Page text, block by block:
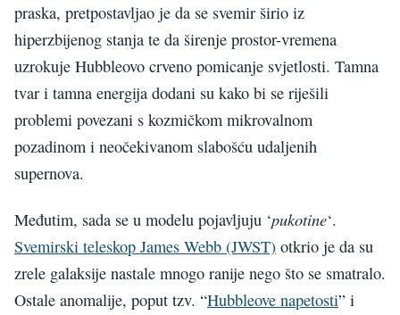
praska, pretpostavljao je da se svemir širio iz
hiperzbijenog stanja te da širenje prostor-vremena
uzrokuje Hubbleovo crveno pomicanje svjetlosti. Tamna
tvar i tamna energija dodani su kako bi se riješili
problemi povezani s kozmičkom mikrovalnom
pozadinom i neočekivanom slabošću udaljenih
supernova.
Međutim, sada se u modelu pojavljuju ‘pukotine‘.
Svemirski teleskop James Webb (JWST) otkrio je da su
zrele galaksije nastale mnogo ranije nego što se smatralo.
Ostale anomalije, poput tzv. “Hubbleove napetosti” i